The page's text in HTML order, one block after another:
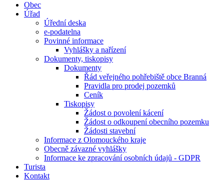
Obec
Úřad
Úřední deska
e-podatelna
Povinné informace
Vyhlášky a nařízení
Dokumenty, tiskopisy
Dokumenty
Řád veřejného pohřebiště obce Branná
Pravidla pro prodej pozemků
Ceník
Tiskopisy
Žádost o povolení kácení
Žádost o odkoupení obecního pozemku
Žádosti stavební
Informace z Olomouckého kraje
Obecně závazné vyhlášky
Informace ke zpracování osobních údajů - GDPR
Turista
Kontakt